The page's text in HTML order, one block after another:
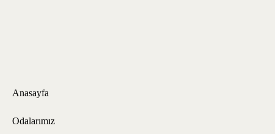
Anasayfa
Odalarımız